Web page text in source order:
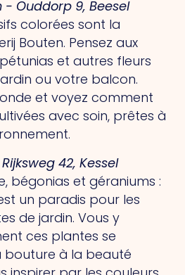
- Ouddorp 9, Beesel
colorées sont la
Bouten. Pensez aux
et autres fleurs
ou votre balcon.
et voyez comment
avec soin, prêtes à
42, Kessel
bégonias et géraniums :
un paradis pour les
de jardin. Vous y
ces plantes se
bouture à la beauté